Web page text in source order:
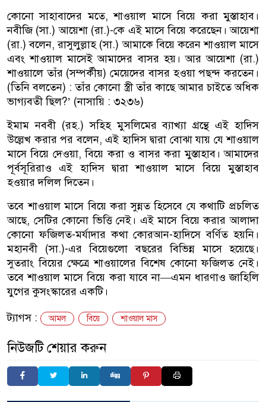
কোনো সাহাবাদের মতে, শাওয়াল মাসে বিয়ে করা মুস্তাহাব।
নবীজি (সা.) আয়েশা (রা.)-কে এই মাসে বিয়ে করেছেন। আয়েশা
(রা.) বলেন, রাসুলুল্লাহ (সা.) আমাকে বিয়ে করেন শাওয়াল মাসে
এবং শাওয়াল মাসেই আমাদের বাসর হয়। আর আয়েশা (রা.)
শাওয়ালে তাঁর (সম্পর্কীয়) মেয়েদের বাসর হওয়া পছন্দ করতেন।
(তিনি বলতেন) : তাঁর কোনো স্ত্রী তাঁর কাছে আমার চাইতে অধিক
ভাগ্যবতী ছিল?’ (নাসায়ি : ৩২৩৬)
ইমাম নববী (রহ.) সহিহ মুসলিমের ব্যাখ্যা গ্রন্থে এই হাদিস
উল্লেখ করার পর বলেন, এই হাদিস দ্বারা বোঝা যায় যে শাওয়াল
মাসে বিয়ে দেওয়া, বিয়ে করা ও বাসর করা মুস্তাহাব। আমাদের
পূর্বসূরিরাও এই হাদিস দ্বারা শাওয়াল মাসে বিয়ে মুস্তাহাব
হওয়ার দলিল দিতেন।
তবে শাওয়াল মাসে বিয়ে করা সুন্নত হিসেবে যে কথাটি প্রচলিত
আছে, সেটির কোনো ভিত্তি নেই। এই মাসে বিয়ে করার আলাদা
কোনো ফজিলত-মর্যাদার কথা কোরআন-হাদিসে বর্ণিত হয়নি।
মহানবী (সা.)-এর বিয়েগুলো বছরের বিভিন্ন মাসে হয়েছে।
সুতরাং বিয়ের ক্ষেত্রে শাওয়ালের বিশেষ কোনো ফজিলত নেই।
তবে শাওয়াল মাসে বিয়ে করা যাবে না—এমন ধারণাও জাহিলি
যুগের কুসংস্কারের একটি।
ট্যাগস :
আমল বিয়ে শাওয়াল মাস
নিউজটি শেয়ার করুন